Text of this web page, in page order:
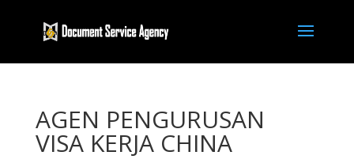
AGEN PENGURUSAN
VISA KERJA CHINA